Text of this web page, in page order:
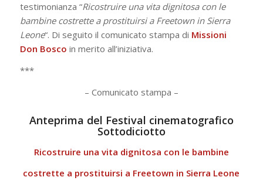
testimonianza “Ricostruire una vita dignitosa con le
bambine costrette a prostituirsi a Freetown in Sierra
Leone“. Di seguito il comunicato stampa di Missioni
Don Bosco in merito all’iniziativa.
***
– Comunicato stampa –
Anteprima del Festival cinematografico
Sottodiciotto
Ricostruire una vita dignitosa con le bambine
costrette a prostituirsi a Freetown in Sierra Leone